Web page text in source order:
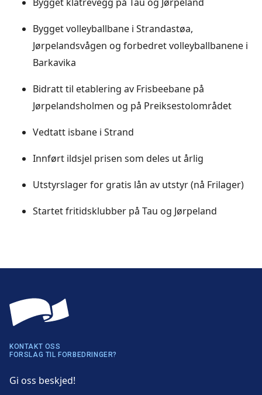
Bygget klatrevegg på Tau og Jørpeland
Bygget volleyballbane i Strandastøa,
Jørpelandsvågen og forbedret volleyballbanene i
Barkavika
Bidratt til etablering av Frisbeebane på
Jørpelandsholmen og på Preiksestolområdet
Vedtatt isbane i Strand
Innført ildsjel prisen som deles ut årlig
Utstyrslager for gratis lån av utstyr (nå Frilager)
Startet fritidsklubber på Tau og Jørpeland
KONTAKT OSS
FORSLAG TIL FORBEDRINGER?
Gi oss beskjed!